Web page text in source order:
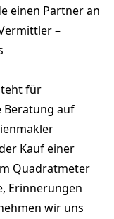
einen Partner an
–
für
Beratung auf
Kauf einer
Quadratmeter
Erinnerungen
wir uns